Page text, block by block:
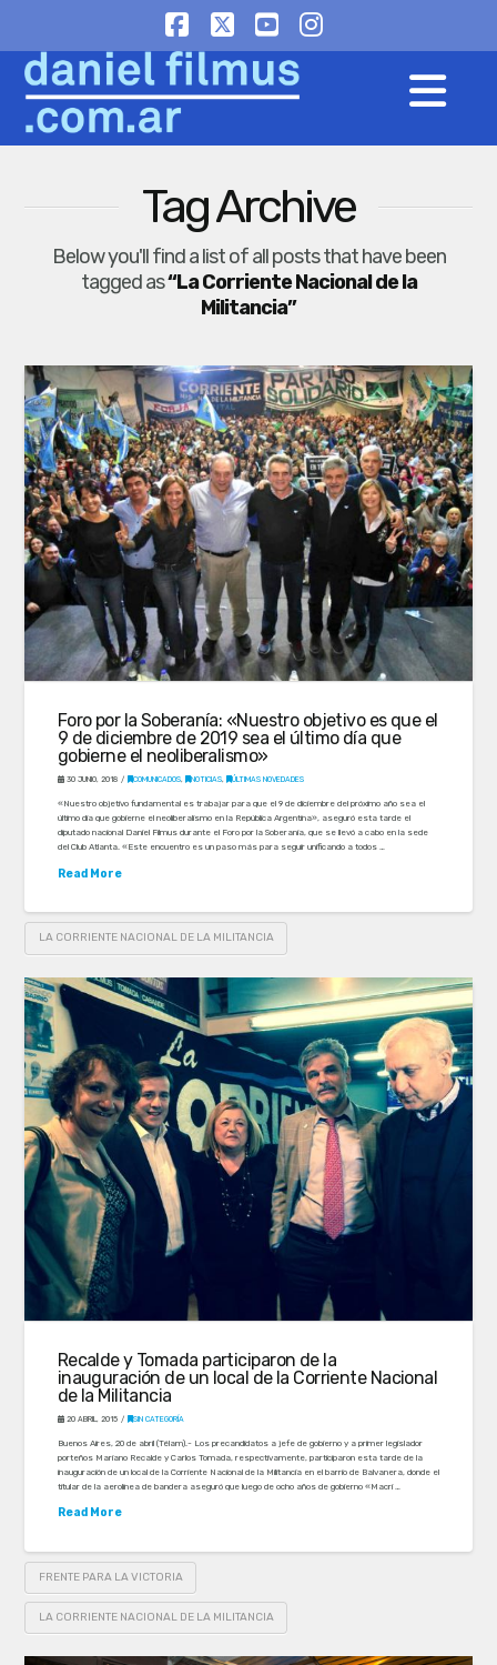
Facebook
X YouTube
Instagram
Tag Archive
Below you'll find a list of all posts that have been
tagged as“La Corriente Nacional de la
Militancia”
Foro por la Soberanía: «Nuestro objetivo es que el
9 de diciembre de 2019 sea el último día que
gobierne el neoliberalismo»
30 JUNIO, 2018 COMUNICADOS, NOTICIAS, ÚLTIMAS NOVEDADES
«Nuestro objetivo fundamental es trabajar para que el 9 de diciembre del próximo año sea el
último día que gobierne el neoliberalismo en la República Argentina», aseguró esta tarde el
diputado nacional Daniel Filmus durante el Foro por la Soberanía, que se llevó a cabo en la sede
del Club Atlanta. «Este encuentro es un paso más para seguir unificando a todos …
Read More
LA CORRIENTE NACIONAL DE LA MILITANCIA
Recalde y Tomada participaron de la
inauguración de un local de la Corriente Nacional
de la Militancia
20 ABRIL, 2015 SIN CATEGORÍA
Buenos Aires, 20 de abril (Télam).- Los precandidatos a jefe de gobierno y a primer legislador
porteños Mariano Recalde y Carlos Tomada, respectivamente, participaron esta tarde de la
inauguración de un local de la Corriente Nacional de la Militancia en el barrio de Balvanera, donde el
titular de la aerolínea de bandera aseguró que luego de ocho años de gobierno «Macri …
Read More
FRENTE PARA LA VICTORIA
LA CORRIENTE NACIONAL DE LA MILITANCIA